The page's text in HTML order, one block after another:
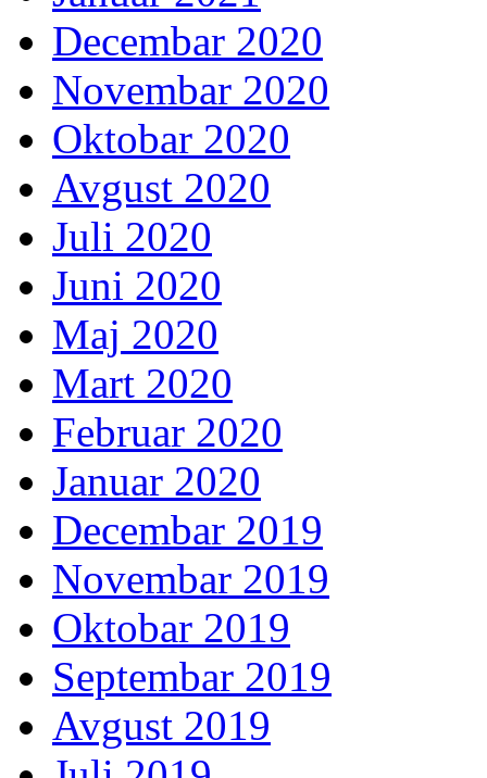
Decembar 2020
Novembar 2020
Oktobar 2020
Avgust 2020
Juli 2020
Juni 2020
Maj 2020
Mart 2020
Februar 2020
Januar 2020
Decembar 2019
Novembar 2019
Oktobar 2019
Septembar 2019
Avgust 2019